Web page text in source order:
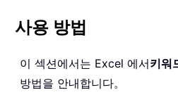
사용 방법
이 섹션에서는 Excel 에서키워
방법을 안내합니다。